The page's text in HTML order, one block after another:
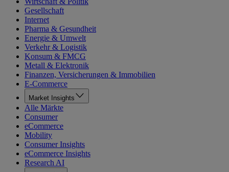
Gesellschaft
Internet
Pharma & Gesundheit
Energie & Umwelt
Verkehr & Logistik
Konsum & FMCG
Metall & Elektronik
Finanzen, Versicherungen & Immobilien
E-Commerce
Market Insights
Alle Märkte
Consumer
eCommerce
Mobility
Consumer Insights
eCommerce Insights
Research AI